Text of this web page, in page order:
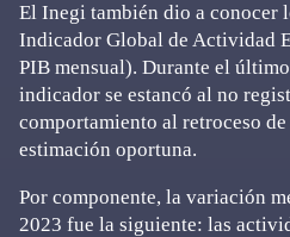
El Inegi también dio a conocer
Indicador Global de Actividad
PIB mensual). Durante el
indicador se estancó al no
comportamiento al retroceso
estimación oportuna.
Por componente, la variación
2023 fue la siguiente: las